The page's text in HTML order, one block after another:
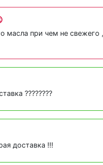
масла при чем не свежего
????????
доставка !!!